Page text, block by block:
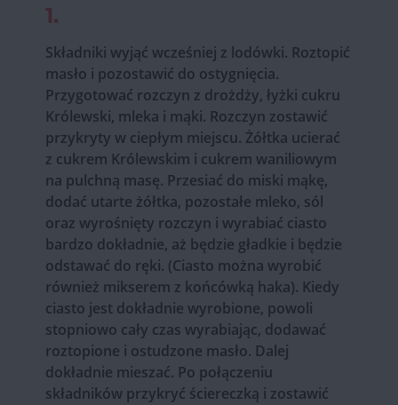
1.
Składniki wyjąć wcześniej z lodówki. Roztopić
masło i pozostawić do ostygnięcia.
Przygotować rozczyn z drożdży, łyżki cukru
Królewski, mleka i mąki. Rozczyn zostawić
przykryty w ciepłym miejscu. Żółtka ucierać
z cukrem Królewskim i cukrem waniliowym
na pulchną masę. Przesiać do miski mąkę,
dodać utarte żółtka, pozostałe mleko, sól
oraz wyrośnięty rozczyn i wyrabiać ciasto
bardzo dokładnie, aż będzie gładkie i będzie
odstawać do ręki. (Ciasto można wyrobić
również mikserem z końcówką haka). Kiedy
ciasto jest dokładnie wyrobione, powoli
stopniowo cały czas wyrabiając, dodawać
roztopione i ostudzone masło. Dalej
dokładnie mieszać. Po połączeniu
składników przykryć ściereczką i zostawić